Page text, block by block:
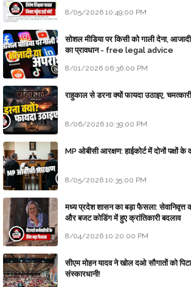
8/05/2026 10:49:00 PM
सोशल मीडिया पर किसी को गाली देना,
का प्रावधान - free legal advice
8/01/2026 06:36:00 PM
राहुकाल से डरना क्यों फायदा उठाइए,
8/06/2026 10:39:00 PM
MP ओबीसी आरक्षण: हाईकोर्ट में दोनों पक्षों के
8/05/2026 10:35:00 PM
मध्य प्रदेश शासन का बड़ा फैसला: सेवानिवृत्त
और बजट कोडिंग में हुए क्रांतिकारी बदलाव
8/04/2026 10:20:00 PM
सीएम मोहन यादव ने खोल दओ सौगातों को
संस्कारधानी!